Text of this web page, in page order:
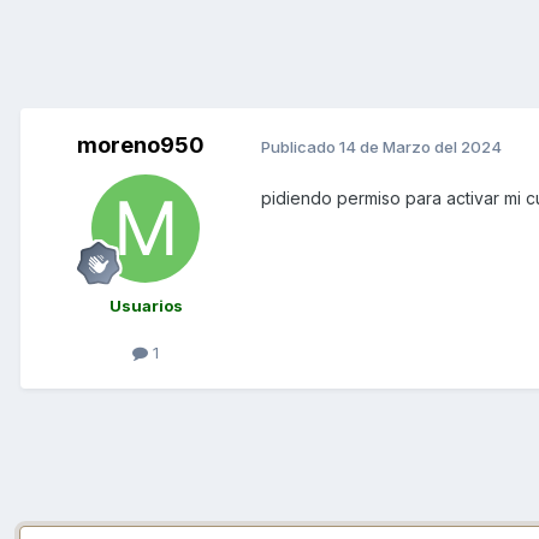
moreno950
Usuarios
1
Publicado 14 de Marzo del 2024
pidiendo permiso para activar mi